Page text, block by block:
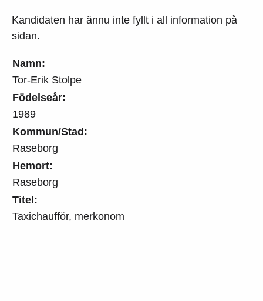
Namn:
Tor-Erik Stolpe
Födelseår:
1989
Kommun/Stad:
Raseborg
Hemort:
Raseborg
Titel:
Taxichaufför, merkonom
Kandidaten har ännu inte fyllt i all information på
sidan.